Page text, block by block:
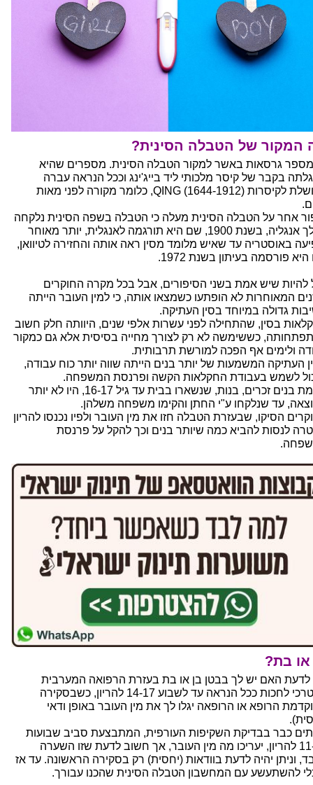
המקור של הטבלה הסינית?
גרסאות באשר למקור הטבלה הסינית. מספרים שהיא
בקבר של קיסר מלכותי ליד בייג'ינג וככל הנראה עברה
כשושלת לקיסרות QING (1644-1912), כלומר מקורה לפני מאות
אחר על הטבלה הסינית מעלה כי הטבלה בשפה הסינית נלקחה
למלך אנגליה, בשנת 1900, שם היא תורגמה לאנגלית, יותר מאוחר
באוסטריה עד שאיש מלומד מסין ראה אותה והחזירה לטיוואן,
פורסמה בעיתון בשנת 1972.
להיות שיש אמת בשני הסיפורים, אבל בכל מקרה החוקרים
המאוחרות לא הופתעו כשמצאו אותה, כי למין העובר הייתה
גדולה במיוחד בסין העתיקה.
בסין, שהתחילה לפני עשרות אלפי שנים, היוותה חלק חשוב
כששימשה לא רק לצורך מחייה בסיסית אלא גם כמקור
ולימים אף הפכה למורשת תרבותית.
העתיקה המשמעות של יותר בנים הייתה שווה יותר כוח עבודה,
לשמש בעבודת החקלאות הקשה ופרנסת המשפחה.
לעומת בנים זכרים, בנות, שנשארו בבית עד גיל 16-17, היו לא יותר
עד שנלקחו ע"י החתן והקימו משפחה משלהן.
הסיקו, שבעזרת הטבלה חזו את מין העובר ולפיו נכנסו להריון
לנסות להביא כמה שיותר בנים וכך להקל על פרנסת
או בת?
לדעת האם יש לך בבטן בן או בת בעזרת הרפואה המערבית
תצטרכי לחכות ככל הנראה עד לשבוע 14-17 להריון, כשבסקירה
הרופא או הרופאה יגלו לך את מין העובר באופן ודאי
כבר בבדיקת השקיפות העורפית, המתבצעת סביב שבועות
11-13 להריון, יעריכו מה מין העובר, אך חשוב לדעת שזו השערה
וניתן יהיה לדעת בוודאות (יחסית) רק בסקירה הראשונה. עד אז
להשתעשע עם המחשבון הטבלה הסינית שהכנו עבורך.